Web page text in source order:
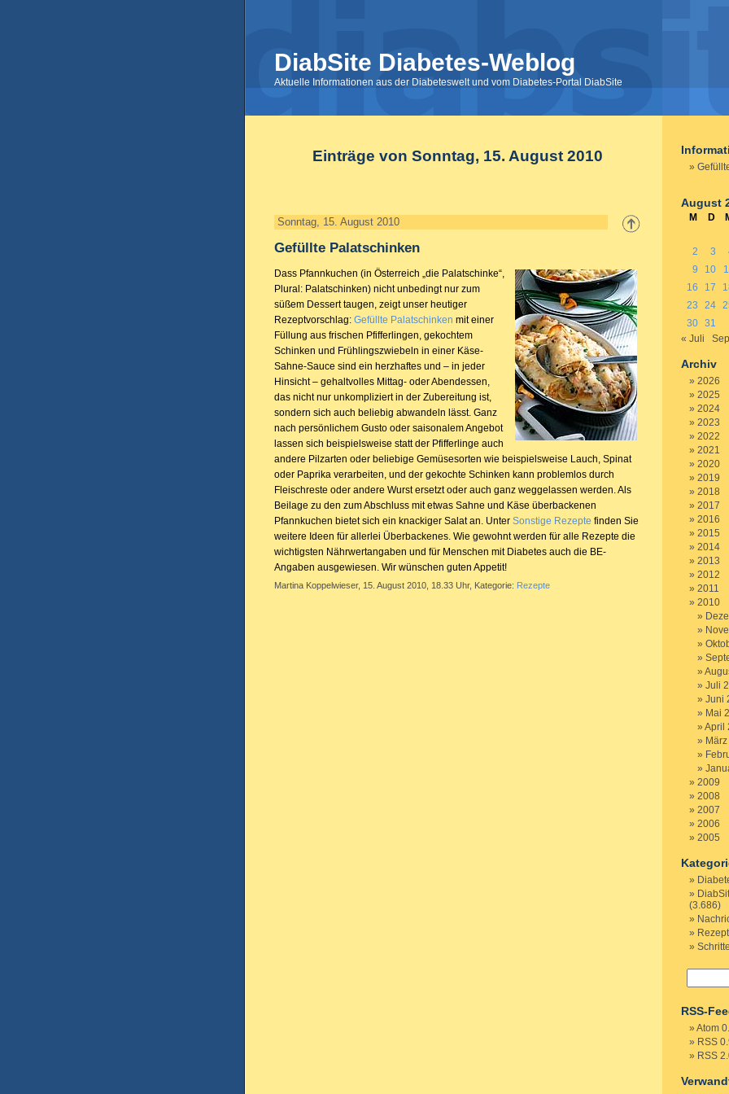
DiabSite Diabetes-Weblog
Aktuelle Informationen aus der Diabeteswelt und vom Diabetes-Portal DiabSite
Einträge von Sonntag, 15. August 2010
Sonntag, 15. August 2010
Gefüllte Palatschinken
Dass Pfannkuchen (in Österreich „die Palatschinke“,
Plural: Palatschinken) nicht unbedingt nur zum
süßem Dessert taugen, zeigt unser heutiger
Rezeptvorschlag: Gefüllte Palatschinken mit einer
Füllung aus frischen Pfifferlingen, gekochtem
Schinken und Frühlingszwiebeln in einer Käse-
Sahne-Sauce sind ein herzhaftes und – in jeder
Hinsicht – gehaltvolles Mittag- oder Abendessen,
das nicht nur unkompliziert in der Zubereitung ist,
sondern sich auch beliebig abwandeln lässt. Ganz
nach persönlichem Gusto oder saisonalem Angebot
lassen sich beispielsweise statt der Pfifferlinge auch
andere Pilzarten oder beliebige Gemüsesorten wie beispielsweise Lauch, Spinat
oder Paprika verarbeiten, und der gekochte Schinken kann problemlos durch
Fleischreste oder andere Wurst ersetzt oder auch ganz weggelassen werden. Als
Beilage zu den zum Abschluss mit etwas Sahne und Käse überbackenen
Pfannkuchen bietet sich ein knackiger Salat an. Unter Sonstige Rezepte finden Sie
weitere Ideen für allerlei Überbackenes. Wie gewohnt werden für alle Rezepte die
wichtigsten Nährwertangaben und für Menschen mit Diabetes auch die BE-
Angaben ausgewiesen. Wir wünschen guten Appetit!
Martina Koppelwieser, 15. August 2010, 18.33 Uhr, Kategorie: Rezepte
August
M D
2
3
9
10
16
17
23
24
30 31
« Juli
Archiv
2026
2025
2024
2023
2022
2021
2020
2019
2018
2017
2016
2015
2014
2013
2012
2011
2010
Juli
Juni
Mai
April
2009
2008
2007
2006
2005
(3.686)
RSS-
Atom
RSS
RSS